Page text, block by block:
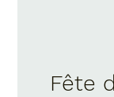
Fête